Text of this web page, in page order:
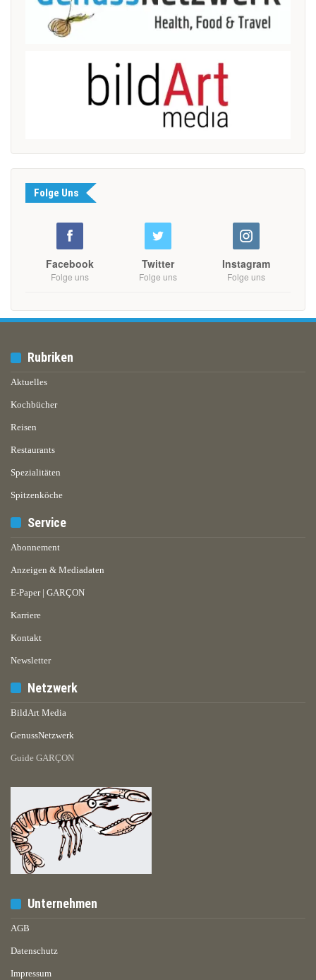
Folge Uns
Facebook
Folge uns
Twitter
Folge uns
Instagram
Folge uns
Rubriken
Aktuelles
Kochbücher
Reisen
Restaurants
Spezialitäten
Spitzenköche
Service
Abonnement
Anzeigen & Mediadaten
E-Paper | GARÇON
Karriere
Kontakt
Newsletter
Netzwerk
BildArt Media
GenussNetzwerk
Guide GARÇON
Unternehmen
AGB
Datenschutz
Impressum